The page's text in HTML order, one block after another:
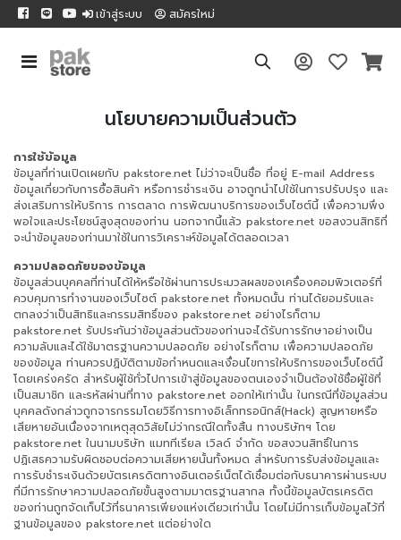
เข้าสู่ระบบ สมัครใหม่
นโยบายความเป็นส่วนตัว
การใช้ข้อมูล
ข้อมูลที่ท่านเปิดเผยกับ pakstore.net ไม่ว่าจะเป็นชื่อ ที่อยู่ E-mail Address
ข้อมูลเกี่ยวกับการซื้อสินค้า หรือการชำระเงิน อาจถูกนำไปใช้ในการปรับปรุง และ
ส่งเสริมการให้บริการ การตลาด การพัฒนาบริการของเว็บไซต์นี้ เพื่อความพึง
พอใจและประโยชน์สูงสุดของท่าน นอกจากนี้แล้ว pakstore.net ขอสงวนสิทธิที่
จะนำข้อมูลของท่านมาใช้ในการวิเคราะห์ข้อมูลได้ตลอดเวลา
ความปลอดภัยของข้อมูล
ข้อมูลส่วนบุคคลที่ท่านได้ให้หรือใช้ผ่านการประมวลผลของเครื่องคอมพิวเตอร์ที่
ควบคุมการทำงานของเว็บไซต์ pakstore.net ทั้งหมดนั้น ท่านได้ยอมรับและ
ตกลงว่าเป็นสิทธิและกรรมสิทธิ์ของ pakstore.net อย่างไรก็ตาม
pakstore.net รับประกันว่าข้อมูลส่วนตัวของท่านจะได้รับการรักษาอย่างเป็น
ความลับและได้ใช้มาตรฐานความปลอดภัย อย่างไรก็ตาม เพื่อความปลอดภัย
ของข้อมูล ท่านควรปฏิบัติตามข้อกำหนดและเงื่อนไขการให้บริการของเว็บไซต์นี้
โดยเคร่งครัด สำหรับผู้ใช้ทั่วไปการเข้าสู่ข้อมูลของตนเองจำเป็นต้องใช้ชื่อผู้ใช้ที่
เป็นสมาชิก และรหัสผ่านที่ทาง pakstore.net ออกให้เท่านั้น ในกรณีที่ข้อมูลส่วน
บุคคลดังกล่าวถูกจารกรรมโดยวิธีการทางอิเล็กทรอนิกส์(Hack) สูญหายหรือ
เสียหายอันเนื่องจากเหตุสุดวิสัยไม่ว่ากรณีใดทั้งสิ้น ทางบริษัทฯ โดย
pakstore.net ในนามบริษัท แมททีเรียล เวิลด์ จำกัด ขอสงวนสิทธิ์ในการ
ปฏิเสธความรับผิดชอบต่อความเสียหายนั้นทั้งหมด สำหรับการรับส่งข้อมูลและ
การรับชำระเงินด้วยบัตรเครดิตทางอินเตอร์เน็ตได้เชื่อมต่อกับธนาคารผ่านระบบ
ที่มีการรักษาความปลอดภัยขั้นสูงตามมาตรฐานสากล ทั้งนี้ข้อมูลบัตรเครดิต
ของท่านถูกจัดเก็บไว้ที่ธนาคารเพียงแห่งเดียวเท่านั้น โดยไม่มีการเก็บข้อมูลไว้ที่
ฐานข้อมูลของ pakstore.net แต่อย่างใด